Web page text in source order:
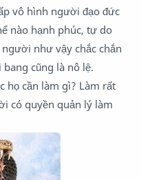
vô hình người đạo đức
nào hạnh phúc, tự do
như vậy chắc chắn
cũng là nô lệ.
họ cần làm gì? Làm rất
có quyền quản lý làm